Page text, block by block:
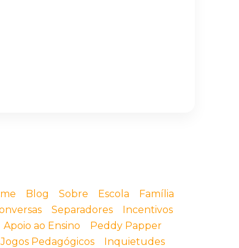
Blog Sobre Escola
Família
Separadores
Incentivos
Apoio ao Ensino
Peddy Papper
Jogos Pedagógicos
Inquietudes